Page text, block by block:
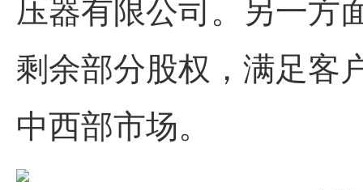
剩余部分股权，满足客
中西部市场。